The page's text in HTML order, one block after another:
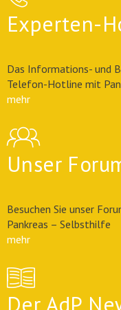
Experten-
Das Informations- und
Telefon-Hotline mit
mehr
Unser
Besuchen Sie unser
Pankreas – Selbsthilfe
mehr
Der AdP